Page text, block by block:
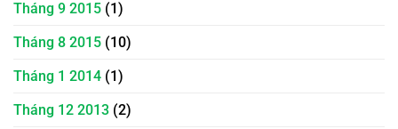
Tháng 9 2015 (1)
Tháng 8 2015 (10)
Tháng 1 2014 (1)
Tháng 12 2013 (2)